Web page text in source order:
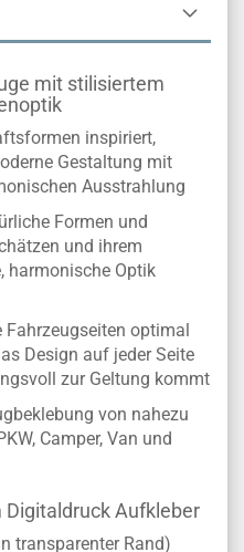
mit stilisiertem
inspiriert,
Gestaltung mit
Ausstrahlung
Formen und
und ihrem
harmonische Optik
optimal
Design auf jeder Seite
zur Geltung kommt
von nahezu
Camper, Van und
Aufkleber
transparenter Rand)